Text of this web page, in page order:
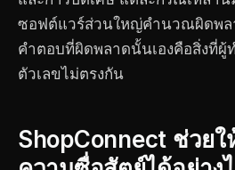
ซอฟต์แวร์ส่วนใหญ่คำนวณผิดพล
คำตอบที่ผิดพลาดนั้นเองคือสิ่งที่
ตัวเลขไม่ตรงกัน
ShopConnect ช่วยใ